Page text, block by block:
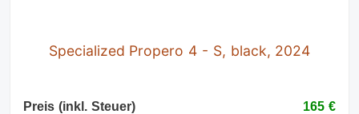
Specialized Propero 4 - S, black, 2024
Preis (inkl. Steuer) 165 €